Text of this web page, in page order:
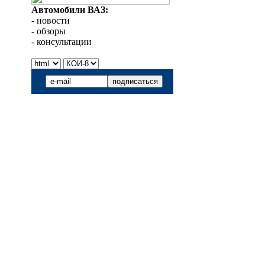
Автомобили ВАЗ:
- новости
- обзоры
- консультации